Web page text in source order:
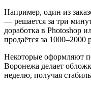
Например, один из
— решается за три
доработка в Photoshop
продаётся за 1000–2000
Некоторые оформляют
Воронежа делает
неделю, получая